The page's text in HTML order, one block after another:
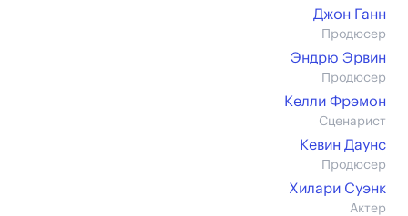
Джон Ганн
Продюсер
Эндрю Эрвин
Продюсер
Келли Фрэмон
Сценарист
Кевин Даунс
Продюсер
Хилари Суэнк
Актер